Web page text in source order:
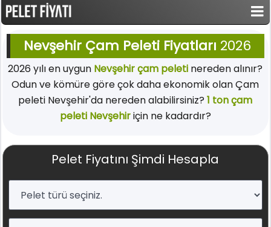
Nevşehir Çam Peleti Fiyatları 2026
2026 yılı en uygun Nevşehir çam peleti nereden alınır?
Odun ve kömüre göre çok daha ekonomik olan Çam
peleti Nevşehir'da nereden alabilirsiniz?1 ton çam
peleti Nevşehiriçin ne kadardır?
Pelet Fiyatını Şimdi Hesapla